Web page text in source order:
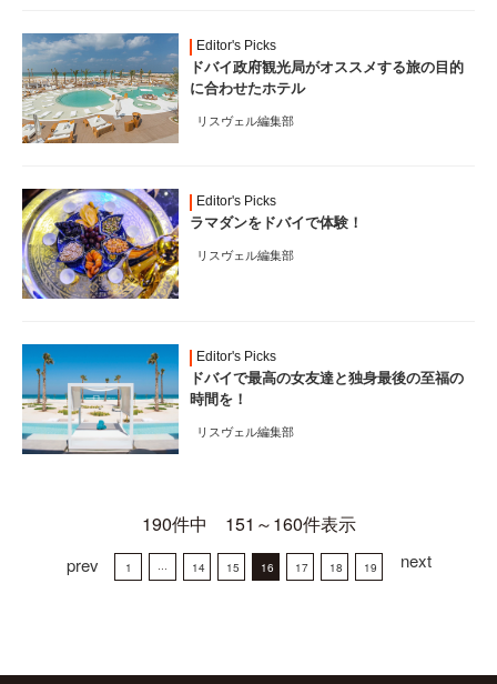
Editor's Picks
ドバイ政府観光局がオススメする旅の目的
に合わせたホテル
リスヴェル編集部
Editor's Picks
ラマダンをドバイで体験！
リスヴェル編集部
Editor's Picks
ドバイで最高の女友達と独身最後の至福の
時間を！
リスヴェル編集部
190件中 151～160件表示
prev 1 ··· 14 15 16 17 18 19 next